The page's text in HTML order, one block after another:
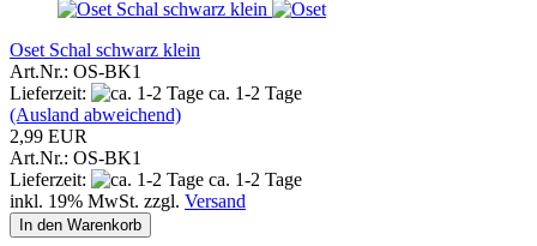
Oset Schal schwarz klein
Art.Nr.: OS-BK1
Lieferzeit:
ca. 1-2 Tage
(Ausland abweichend)
2,99 EUR
Art.Nr.: OS-BK1
Lieferzeit:
ca. 1-2 Tage
inkl. 19% MwSt. zzgl. Versand
In den Warenkorb